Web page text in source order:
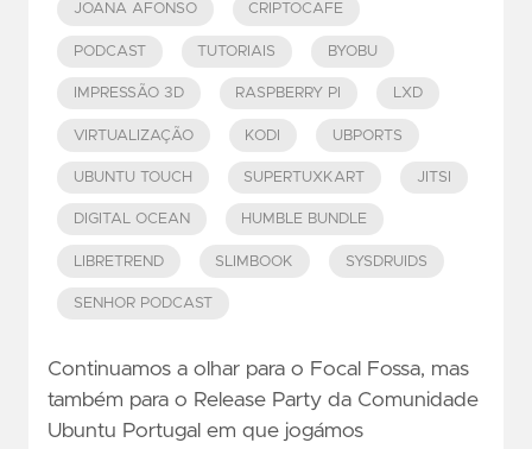
JOANA AFONSO CRIPTOCAFE
PODCAST TUTORIAIS BYOBU
IMPRESSÃO 3D RASPBERRY PI LXD
VIRTUALIZAÇÃO KODI UBPORTS
UBUNTU TOUCH SUPERTUXKART JITSI
DIGITAL OCEAN HUMBLE BUNDLE
LIBRETREND SLIMBOOK SYSDRUIDS
SENHOR PODCAST
Continuamos a olhar para o Focal Fossa, mas
também para o Release Party da Comunidade
Ubuntu Portugal em que jogámos